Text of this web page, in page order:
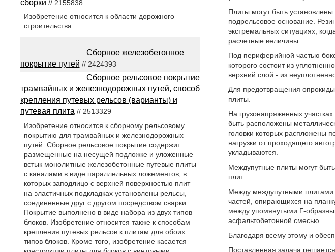
Плиты могут быть
подрельсовое основание.
экстремальных ситуациях,
расчетные величины.
Под периферийной частью
которого состоит из
верхний слой - из
Для предотвращения
плиты.
На грузонапряженных
быть расположены
головки которых распложены
нагрузки от проходящего
укладываются.
Междупутные плиты могут
плит.
Между междупутными плитами
частей, опирающихся на
между упомянутыми Г-
асфальтобетонной смесью.
Благодаря всему этому и
Поставленная задача
сборки // 2155838
Изобретение относится к области дорожного
строительства. .
Сборное железобетонное
покрытие путей // 2424393
Сборное рельсовое покрытие
трамвайных и железнодорожных путей, способ
крепления путевых рельсов (варианты) и
путевая плита// 2513329
Изобретение относится к сборному рельсовому
покрытию для трамвайных и железнодорожных
путей. Сборное рельсовое покрытие содержит
размещенные на несущей подложке и уложенные
встык монолитные железобетонные путевые плиты
с каналами в виде параллельных ложементов, в
которых заподлицо с верхней поверхностью плит
на эластичных подкладках установлены рельсы,
соединенные друг с другом посредством сварки.
Покрытие выполнено в виде набора из двух типов
блоков. Изобретение относится также к способам
крепления путевых рельсов к плитам для обоих
типов блоков. Кроме того, изобретение касается